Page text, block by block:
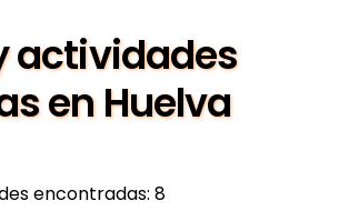
actividades
en Huelva
encontradas: 8